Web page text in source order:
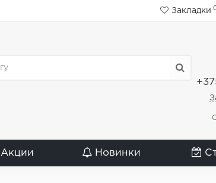
Закладки
Акции Новинки